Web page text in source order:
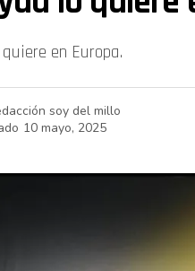
en Europa.
soy del millo
10 mayo, 2025